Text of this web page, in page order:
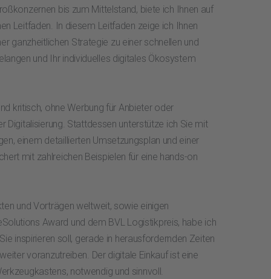
bis zum Mittelstand, biete ich Ihnen auf
Leitfaden. In diesem Leitfaden zeige ich Ihnen
ganzheitlichen Strategie zu einer schnellen und
und Ihr individuelles digitales Ökosystem
kritisch, ohne Werbung für Anbieter oder
Digitalisierung. Stattdessen unterstütze ich Sie mit
einem detaillierten Umsetzungsplan und einer
mit zahlreichen Beispielen für eine hands-on
und Vorträgen weltweit, sowie einigen
Award und dem BVL Logistikpreis, habe ich
inspirieren soll, gerade in herausfordernden Zeiten
voranzutreiben. Der digitale Einkauf ist eine
notwendig und sinnvoll.